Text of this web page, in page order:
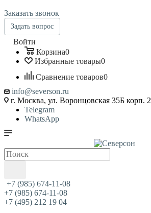
Заказать звонок
Задать вопрос
Войти
Корзина0
Избранные товары0
Сравнение товаров0
info@severson.ru
г. Москва, ул. Воронцовская 35Б корп. 2
Telegram
WhatsApp
+7 (985) 674-11-08
+7 (985) 674-11-08
+7 (495) 212 19 04